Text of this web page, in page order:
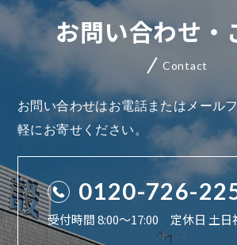
お問い合わせはお電話またはメール
軽にお寄せください。
Contact
お問い合わせ・
0120-726-
受付時間 8:00〜17:00 定休日 土日